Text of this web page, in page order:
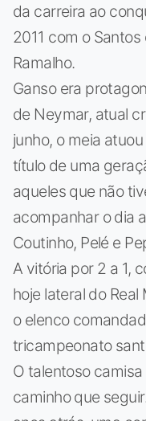
da carreira ao
2011 com o
Ramalho.
Ganso era
de Neymar, atual
junho, o meia
título de uma
aqueles que não
acompanhar o dia
Coutinho, Pelé e
A vitória por 2 a 1,
hoje lateral do
o elenco
tricampeonato
O talentoso
caminho que